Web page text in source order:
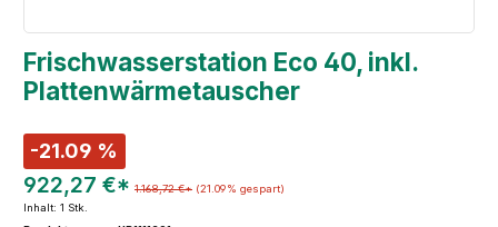
Frischwasserstation Eco 40, inkl.
Plattenwärmetauscher
-21.09 %
922,27 €* 1.168,72 €* (21.09% gespart)
Inhalt: 1 Stk.